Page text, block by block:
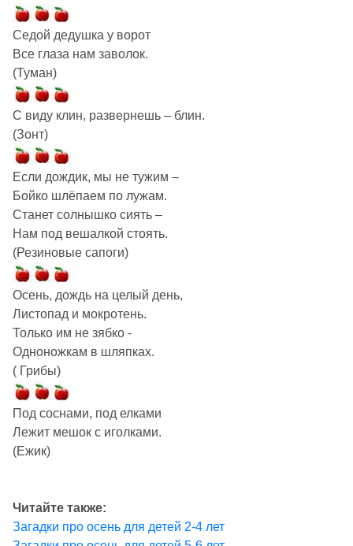
Седой дедушка у ворот
Все глаза нам заволок.
(Туман)
С виду клин, развернешь – блин.
(Зонт)
Если дождик, мы не тужим –
Бойко шлёпаем по лужам.
Станет солнышко сиять –
Нам под вешалкой стоять.
(Резиновые сапоги)
Осень, дождь на целый день,
Листопад и мокротень.
Только им не зябко -
Одноножкам в шляпках.
( Грибы)
Под соснами, под елками
Лежит мешок с иголками.
(Ежик)
Читайте также:
Загадки про осень для детей 2-4 лет